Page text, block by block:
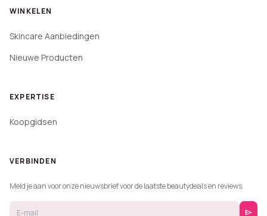
WINKELEN
Skincare Aanbiedingen
Nieuwe Producten
EXPERTISE
Koopgidsen
VERBINDEN
Meld je aan voor onze nieuwsbrief voor de laatste beautydeals en reviews.
send